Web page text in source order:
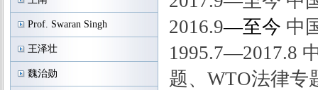
Prof. Swaran Singh
王泽壮
魏治勋
2016.9—至今 中
1995.7—2017.8
题、WTO法律